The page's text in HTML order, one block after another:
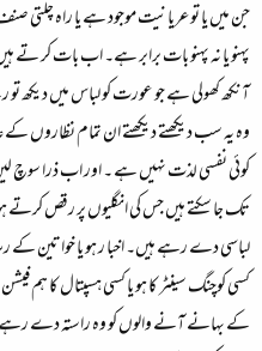
جن میں یا تو عریانیت موجود ہے یا راہ چلتی
پہنو یا نہ پہنو بات برابر ہے۔ اب بات کر
آنکھ کھولی ہے جو عورت کو لباس میں دیکھ
وہ یہ سب دیکھتے دیکھتے ان تمام نظاروں
کوئی نفسی لذت نہیں ہے ۔ اور اب ذرا سوچ
تک جا سکتے ہیں جس کی انگلیوں پر رقص
لباسی دے رہے ہیں۔ اخبا ر ہو یا خواتین کے
کسی کوچنگ سینٹر کا ہو یا کسی ہسپتال کا ہم
کے بہانے آنے والوں کو وہ راستہ دے رہے